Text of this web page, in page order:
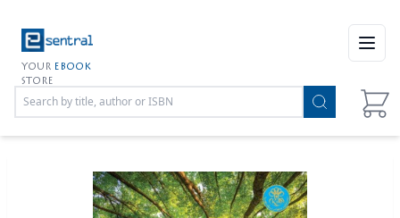
YOUR EBOOK
STORE